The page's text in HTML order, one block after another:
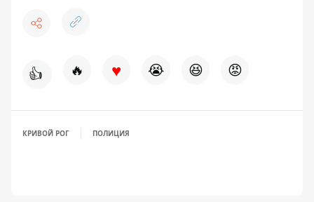
👍 🔥 ♥ 😭 😆 😡
КРИВОЙ РОГ ПОЛИЦИЯ